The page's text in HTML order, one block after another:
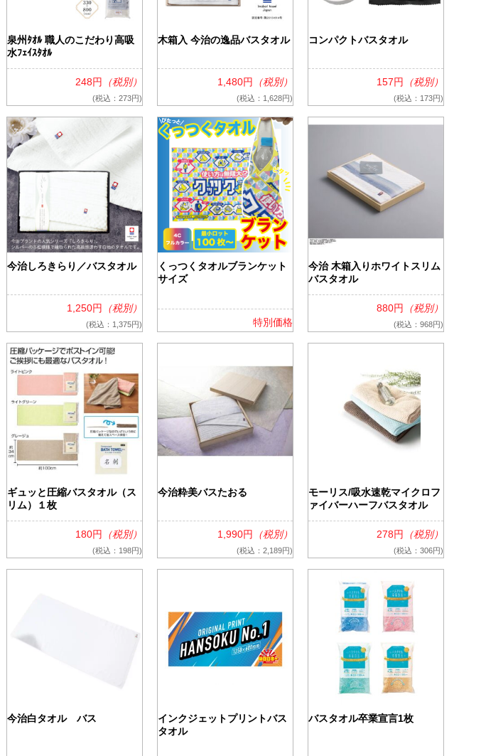
泉州ﾀｵﾙ 職人のこだわり高吸
水ﾌｪｲｽﾀｵﾙ
248円 （税別）
(税込：273円)
木箱入 今治の逸品バスタオル
1,480円 （税別）
(税込：1,628円)
コンパクトバスタオル
157円 （税別）
(税込：173円)
今治しろきらり／バスタオル
1,250円 （税別）
(税込：1,375円)
くっつくタオルブランケット
サイズ
特別価格
今治 木箱入りホワイトスリム
バスタオル
880円 （税別）
(税込：968円)
ギュッと圧縮バスタオル（ス
リム）１枚
180円 （税別）
(税込：198円)
今治粋美バスたおる
1,990円 （税別）
(税込：2,189円)
モーリス/吸水速乾マイクロフ
ァイバーハーフバスタオル
278円 （税別）
(税込：306円)
今治白タオル バス
インクジェットプリントバス
タオル
バスタオル卒業宣言1枚